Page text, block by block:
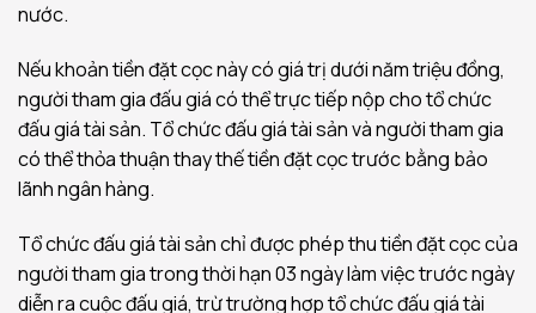
nước.
Nếu khoản tiền đặt cọc này có giá trị dưới năm triệu đồng,
người tham gia đấu giá có thể trực tiếp nộp cho tổ chức
đấu giá tài sản. Tổ chức đấu giá tài sản và người tham gia
có thể thỏa thuận thay thế tiền đặt cọc trước bằng bảo
lãnh ngân hàng.
Tổ chức đấu giá tài sản chỉ được phép thu tiền đặt cọc của
người tham gia trong thời hạn 03 ngày làm việc trước ngày
diễn ra cuộc đấu giá, trừ trường hợp tổ chức đấu giá tài